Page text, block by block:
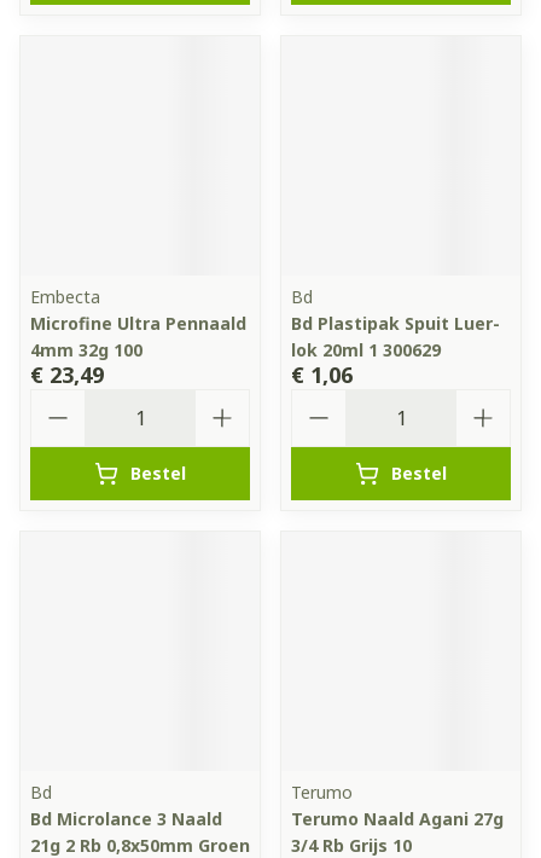
Embecta
Microfine Ultra Pennaald
4mm 32g 100
€ 23,49
Bestel
Bd
Bd Plastipak Spuit Luer-
lok 20ml 1 300629
€ 1,06
Bestel
Bd
Bd Microlance 3 Naald
21g 2 Rb 0,8x50mm Groen
Terumo
Terumo Naald Agani 27g
3/4 Rb Grijs 10